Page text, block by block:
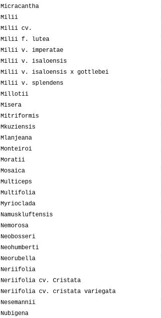
Micracantha
Milii
Milii cv.
Milii f. lutea
Milii v. imperatae
Milii v. isaloensis
Milii v. isaloensis x gottlebei
Milii v. splendens
Millotii
Misera
Mitriformis
Mkuziensis
Mlanjeana
Monteiroi
Moratii
Mosaica
Multiceps
Multifolia
Myrioclada
Namuskluftensis
Nemorosa
Neobosseri
Neohumberti
Neorubella
Neriifolia
Neriifolia cv. Cristata
Neriifolia cv. cristata variegata
Nesemannii
Nubigena